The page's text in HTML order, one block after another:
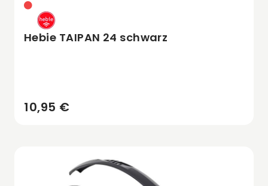
Hebie TAIPAN 24 schwarz
10,95 €